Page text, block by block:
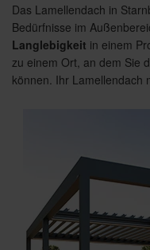
Das Lamellendach in
Bedürfnisse im
Langlebigkeit in einem
zu einem Ort, an dem Sie
können. Ihr Lamellendach